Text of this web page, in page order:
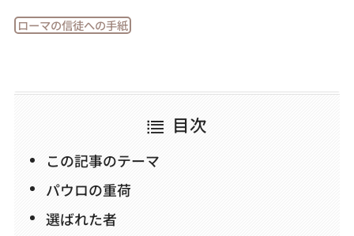
運営団体
ローマの信徒への手紙
目次
この記事のテーマ
パウロの重荷
選ばれた者